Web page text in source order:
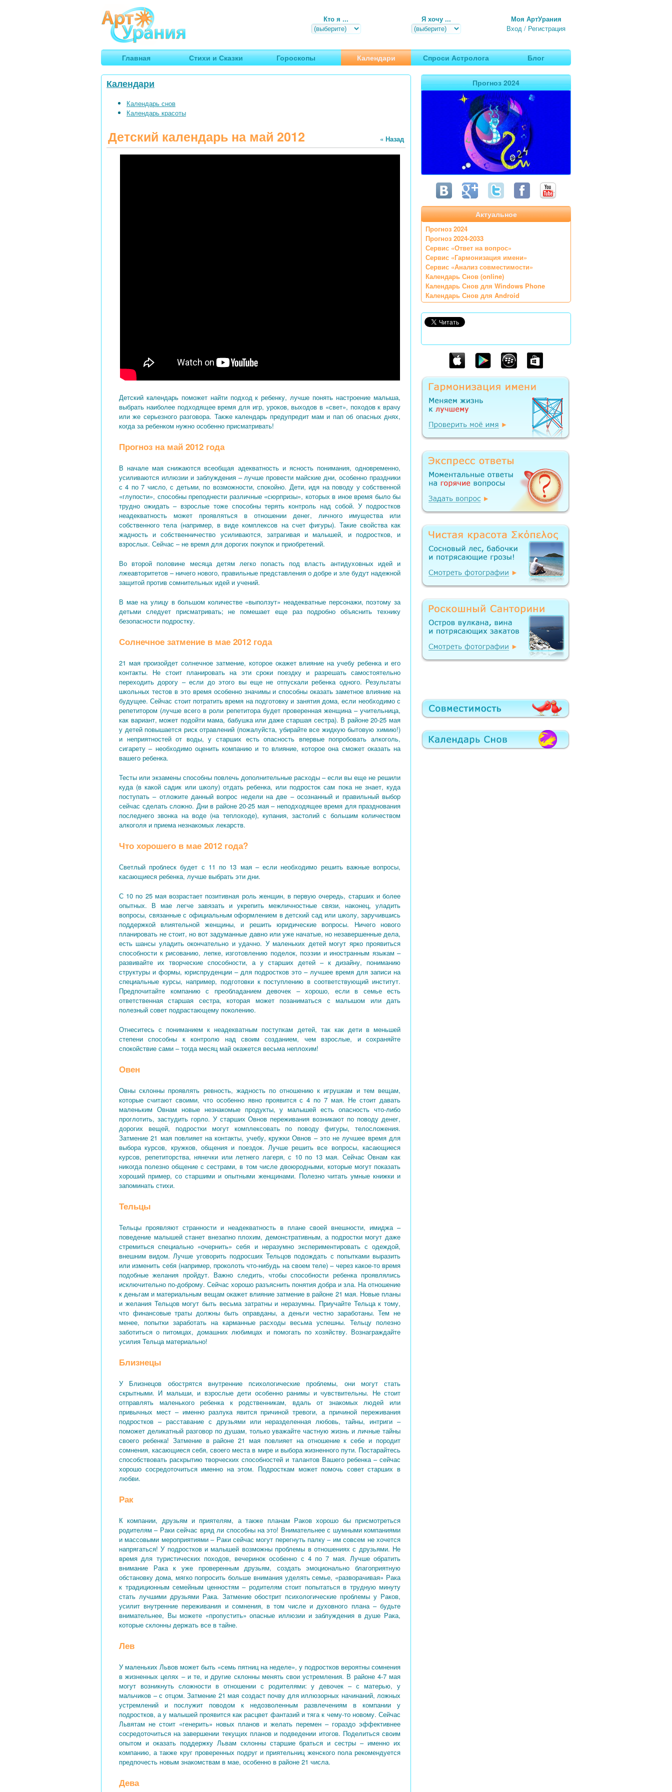
АртУрания
Умные гороскопы, творчество, путешествия
Кто я ... Я хочу ...
Моя АртУрания
Вход / Регистрация
Главная Стихи и Сказки Гороскопы Календари Спроси Астролога Блог
Календари
Календарь снов
Календарь красоты
« Назад
Детский календарь на май 2012
Детский календарь поможет найти подход к ребенку, лучше понять настроение малыша,
выбрать наиболее подходящее время для игр, уроков, выходов в «свет», походов к врачу
или же серьезного разговора. Также календарь предупредит мам и пап об опасных днях,
когда за ребенком нужно особенно присматривать!
Прогноз на май 2012 года
В начале мая снижаются всеобщая адекватность и ясность понимания, одновременно,
усиливаются иллюзии и заблуждения – лучше провести майские дни, особенно праздники
с 4 по 7 число, с детьми, по возможности, спокойно. Дети, идя на поводу у собственной
«глупости», способны преподнести различные «сюрпризы», которых в иное время было бы
трудно ожидать – взрослые тоже способны терять контроль над собой. У подростков
неадекватность может проявляться в отношении денег, личного имущества или
собственного тела (например, в виде комплексов на счет фигуры). Такие свойства как
жадность и собственничество усиливаются, затрагивая и малышей, и подростков, и
взрослых. Сейчас – не время для дорогих покупок и приобретений.
Во второй половине месяца детям легко попасть под власть антидуховных идей и
лжеавторитетов – ничего нового, правильные представления о добре и зле будут надежной
защитой против сомнительных идей и учений.
В мае на улицу в большом количестве «выползут» неадекватные персонажи, поэтому за
детьми следует присматривать; не помешает еще раз подробно объяснить технику
безопасности подростку.
Солнечное затмение в мае 2012 года
21 мая произойдет солнечное затмение, которое окажет влияние на учебу ребенка и его
контакты. Не стоит планировать на эти сроки поездку и разрешать самостоятельно
переходить дорогу – если до этого вы еще не отпускали ребенка одного. Результаты
школьных тестов в это время особенно значимы и способны оказать заметное влияние на
будущее. Сейчас стоит потратить время на подготовку и занятия дома, если необходимо с
репетитором (лучше всего в роли репетитора будет проверенная женщина – учительница,
как вариант, может подойти мама, бабушка или даже старшая сестра). В районе 20-25 мая
у детей повышается риск отравлений (пожалуйста, убирайте все жидкую бытовую химию!)
и неприятностей от воды, у старших есть опасность впервые попробовать алкоголь,
сигарету – необходимо оценить компанию и то влияние, которое она сможет оказать на
вашего ребенка.
Тесты или экзамены способны повлечь дополнительные расходы – если вы еще не решили
куда (в какой садик или школу) отдать ребенка, или подросток сам пока не знает, куда
поступать – отложите данный вопрос недели на две – осознанный и правильный выбор
сейчас сделать сложно. Дни в районе 20-25 мая – неподходящее время для празднования
последнего звонка на воде (на теплоходе), купания, застолий с большим количеством
алкоголя и приема незнакомых лекарств.
Что хорошего в мае 2012 года?
Светлый проблеск будет с 11 по 13 мая – если необходимо решить важные вопросы,
касающиеся ребенка, лучше выбрать эти дни.
С 10 по 25 мая возрастает позитивная роль женщин, в первую очередь, старших и более
опытных. В мае легче завязать и укрепить межличностные связи, наконец, уладить
вопросы, связанные с официальным оформлением в детский сад или школу, заручившись
поддержкой влиятельной женщины, и решить юридические вопросы. Ничего нового
планировать не стоит, но вот задуманные давно или уже начатые, но незавершенные дела,
есть шансы уладить окончательно и удачно. У маленьких детей могут ярко проявиться
способности к рисованию, лепке, изготовлению поделок, поэзии и иностранным языкам –
развивайте их творческие способности, а у старших детей – к дизайну, пониманию
структуры и формы, юриспруденции – для подростков это – лучшее время для записи на
специальные курсы, например, подготовки к поступлению в соответствующий институт.
Предпочитайте компанию с преобладанием девочек – хорошо, если в семье есть
ответственная старшая сестра, которая может позаниматься с малышом или дать
полезный совет подрастающему поколению.
Отнеситесь с пониманием к неадекватным поступкам детей, так как дети в меньшей
степени способны к контролю над своим созданием, чем взрослые, и сохраняйте
спокойствие сами – тогда месяц май окажется весьма неплохим!
Овен
Овны склонны проявлять ревность, жадность по отношению к игрушкам и тем вещам,
которые считают своими, что особенно явно проявится с 4 по 7 мая. Не стоит давать
маленьким Овнам новые незнакомые продукты, у малышей есть опасность что-либо
проглотить, застудить горло. У старших Овнов переживания возникают по поводу денег,
дорогих вещей, подростки могут комплексовать по поводу фигуры, телосложения.
Затмение 21 мая повлияет на контакты, учебу, кружки Овнов – это не лучшее время для
выбора курсов, кружков, общения и поездок. Лучше решить все вопросы, касающиеся
курсов, репетиторства, нянечки или летнего лагеря, с 10 по 13 мая. Сейчас Овнам как
никогда полезно общение с сестрами, в том числе двоюродными, которые могут показать
хороший пример, со старшими и опытными женщинами. Полезно читать умные книжки и
запоминать стихи.
Тельцы
Тельцы проявляют странности и неадекватность в плане своей внешности, имиджа –
поведение малышей станет внезапно плохим, демонстративным, а подростки могут даже
стремиться специально «очернить» себя и неразумно экспериментировать с одеждой,
внешним видом. Лучше уговорить подросших Тельцов подождать с попытками выразить
или изменить себя (например, проколоть что-нибудь на своем теле) – через какое-то время
подобные желания пройдут. Важно следить, чтобы способности ребенка проявлялись
исключительно по-доброму. Сейчас хорошо разъяснить понятия добра и зла. На отношение
к деньгам и материальным вещам окажет влияние затмение в районе 21 мая. Новые планы
и желания Тельцов могут быть весьма затратны и неразумны. Приучайте Тельца к тому,
что финансовые траты должны быть оправданы, а деньги честно заработаны. Тем не
менее, попытки заработать на карманные расходы весьма успешны. Тельцу полезно
заботиться о питомцах, домашних любимцах и помогать по хозяйству. Вознаграждайте
усилия Тельца материально!
Близнецы
У Близнецов обострятся внутренние психологические проблемы, они могут стать
скрытными. И малыши, и взрослые дети особенно ранимы и чувствительны. Не стоит
отправлять маленького ребенка к родственникам, вдаль от знакомых людей или
привычных мест – именно разлука явится причиной тревоги, а причиной переживания
подростков – расставание с друзьями или неразделенная любовь, тайны, интриги –
поможет деликатный разговор по душам, только уважайте частную жизнь и личные тайны
своего ребенка! Затмение в районе 21 мая повлияет на отношение к себе и породит
сомнения, касающиеся себя, своего места в мире и выбора жизненного пути. Постарайтесь
способствовать раскрытию творческих способностей и талантов Вашего ребенка – сейчас
хорошо сосредоточиться именно на этом. Подросткам может помочь совет старших в
любви.
Рак
К компании, друзьям и приятелям, а также планам Раков хорошо бы присмотреться
родителям – Раки сейчас вряд ли способны на это! Внимательнее с шумными компаниями
и массовыми мероприятиями – Раки сейчас могут перегнуть палку – им совсем не хочется
напрягаться! У подростков и малышей возможны проблемы в отношениях с друзьями. Не
время для туристических походов, вечеринок особенно с 4 по 7 мая. Лучше обратить
внимание Рака к уже проверенным друзьям, создать эмоционально благоприятную
обстановку дома, мягко попросить больше внимания уделять семье, «разворачивая» Рака
к традиционным семейным ценностям – родителям стоит попытаться в трудную минуту
стать лучшими друзьями Рака. Затмение обострит психологические проблемы у Раков,
усилит внутренние переживания и сомнения, в том числе и духовного плана – будьте
внимательнее, Вы можете «пропустить» опасные иллюзии и заблуждения в душе Рака,
которые склонны держать все в тайне.
Лев
У маленьких Львов может быть «семь пятниц на неделе», у подростков вероятны сомнения
в жизненных целях – и те, и другие склонны менять свои устремления. В районе 4-7 мая
могут возникнуть сложности в отношении с родителями: у девочек – с матерью, у
мальчиков – с отцом. Затмение 21 мая создаст почву для иллюзорных начинаний, ложных
устремлений и послужит поводом к недозволенным развлечениям в компании у
подростков, а у малышей проявится как расцвет фантазий и тяга к чему-то новому. Сейчас
Львятам не стоит «генерить» новых планов и желать перемен – гораздо эффективнее
сосредоточиться на завершении текущих планов и подведении итогов. Поделиться своим
опытом и оказать поддержку Львам склонны старшие браться и сестры – именно их
компанию, а также круг проверенных подруг и приятельниц женского пола рекомендуется
предпочесть новым знакомствам в мае, особенно в районе 21 числа.
Дева
Прогноз 2024
Актуальное
Прогноз 2024
Прогноз 2024-2033
Сервис «Ответ на вопрос»
Сервис «Гармонизация имени»
Сервис «Анализ совместимости»
Календарь Снов (online)
Календарь Снов для Windows Phone
Календарь Снов для Android